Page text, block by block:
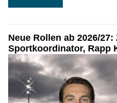
Neue Rollen ab 2026/
Sportkoordinator, Rapp